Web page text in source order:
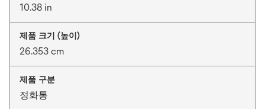
10.38 in
제품 크기 (높이)
26.353 cm
제품 구분
정화통